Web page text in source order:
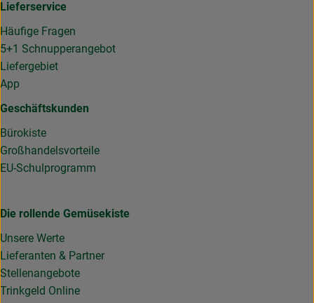
Lieferservice
Häufige Fragen
5+1 Schnupperangebot
Liefergebiet
App
Geschäftskunden
Bürokiste
Großhandelsvorteile
EU-Schulprogramm
Die rollende Gemüsekiste
Unsere Werte
Lieferanten & Partner
Stellenangebote
Trinkgeld Online